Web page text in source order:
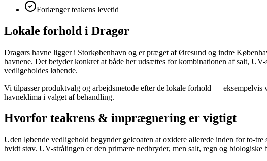
Forlænger teakens levetid
Lokale forhold i Dragør
Dragørs havne ligger i Storkøbenhavn og er præget af Øresund og indre
havnene. Det betyder konkret at både her udsættes for kombinationen af salt,
vedligeholdes løbende.
Vi tilpasser produktvalg og arbejdsmetode efter de lokale forhold —
havneklima i valget af behandling.
Hvorfor teakrens & imprægnering er vigtigt
Uden løbende vedligehold begynder gelcoaten at oxidere allerede inden for to-
hvidt støv. UV-strålingen er den primære nedbryder, men salt, regn og biologiske